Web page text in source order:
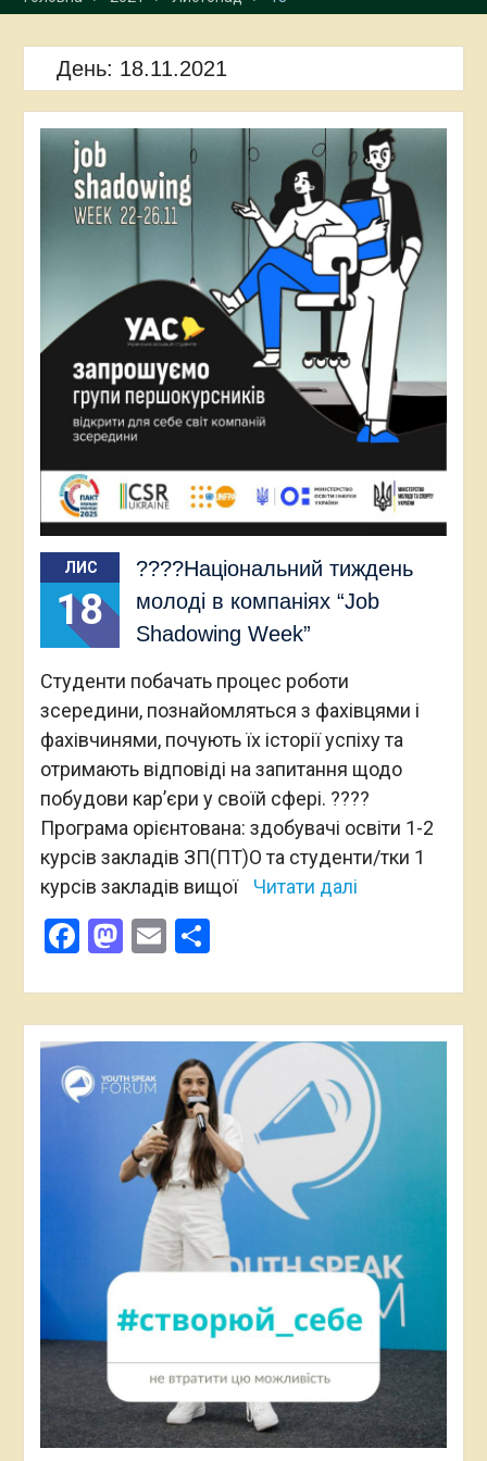
День: 18.11.2021
ЛИС
18
????Національний тиждень
молоді в компаніях “Job
Shadowing Week”
Студенти побачать процес роботи
зсередини, познайомляться з фахівцями і
фахівчинями, почують їх історії успіху та
отримають відповіді на запитання щодо
побудови кар’єри у своїй сфері. ????
Програма орієнтована: здобувачі освіти 1-2
курсів закладів ЗП(ПТ)О та студенти/тки 1
курсів закладів вищої
Читати далі
Facebook
Mastodon
EmailПоділитися